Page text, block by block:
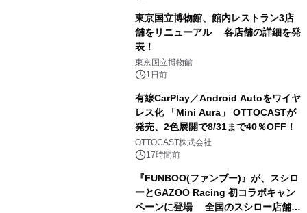
東京国立博物館、館内レストラン3店
舗をリニューアル 各店舗の詳細を発
表！
東京国立博物館
1日前
有線CarPlay／Android Autoをワイヤ
レス化 「Mini Aura」 OTTOCASTが
発売、2色展開で8/31まで40％OFF！
OTTOCAST株式会社
17時間前
『FUNBOO(ファンブー)』が、スシロ
ーとGAZOO Racing 初コラボキャン
ペーンに登場 全国のスシロー店舗で